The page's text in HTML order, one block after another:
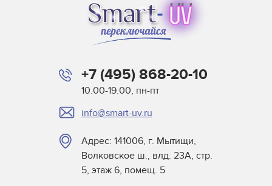
Leggett & Platt
Mark Andy
Matan
Mimaki
MTL Print
Mutoh
Oce
Printing Imaging Tech.
+7 (495) 868-20-10
10.00-19.00, пн-пт
info@smart-uv.ru
Адрес: 141006, г. Мытищи,
Волковское ш., влд. 23А, стр.
5, этаж 6, помещ. 5